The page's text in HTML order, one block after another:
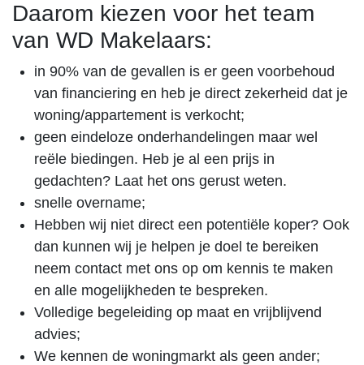
Daarom kiezen voor het team
van WD Makelaars:
in 90% van de gevallen is er geen voorbehoud
van financiering en heb je direct zekerheid dat je
woning/appartement is verkocht;
geen eindeloze onderhandelingen maar wel
reële biedingen. Heb je al een prijs in
gedachten? Laat het ons gerust weten.
snelle overname;
Hebben wij niet direct een potentiële koper? Ook
dan kunnen wij je helpen je doel te bereiken
neem contact met ons op om kennis te maken
en alle mogelijkheden te bespreken.
Volledige begeleiding op maat en vrijblijvend
advies;
We kennen de woningmarkt als geen ander;